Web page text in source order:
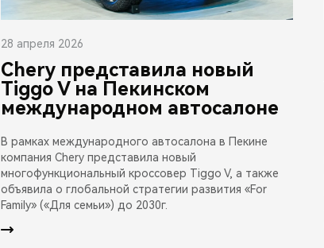
28 апреля 2026
Chery представила новый
Tiggo V на Пекинском
международном автосалоне
В рамках международного автосалона в Пекине
компания Chery представила новый
многофункциональный кроссовер Tiggo V, а также
объявила о глобальной стратегии развития «For
Family» («Для семьи») до 2030г.